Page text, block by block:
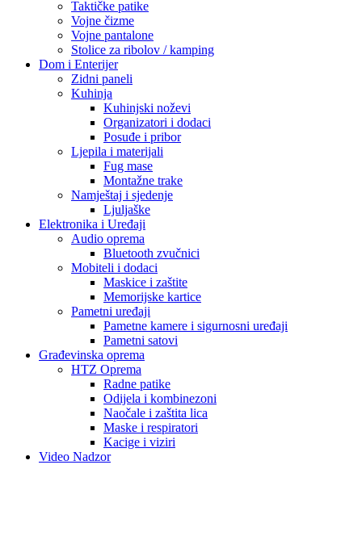
Taktičke patike
Vojne čizme
Vojne pantalone
Stolice za ribolov / kamping
Dom i Enterijer
Zidni paneli
Kuhinja
Kuhinjski noževi
Organizatori i dodaci
Posuđe i pribor
Ljepila i materijali
Fug mase
Montažne trake
Namještaj i sjedenje
Ljuljaške
Elektronika i Uređaji
Audio oprema
Bluetooth zvučnici
Mobiteli i dodaci
Maskice i zaštite
Memorijske kartice
Pametni uređaji
Pametne kamere i sigurnosni uređaji
Pametni satovi
Građevinska oprema
HTZ Oprema
Radne patike
Odijela i kombinezoni
Naočale i zaštita lica
Maske i respiratori
Kacige i viziri
Video Nadzor